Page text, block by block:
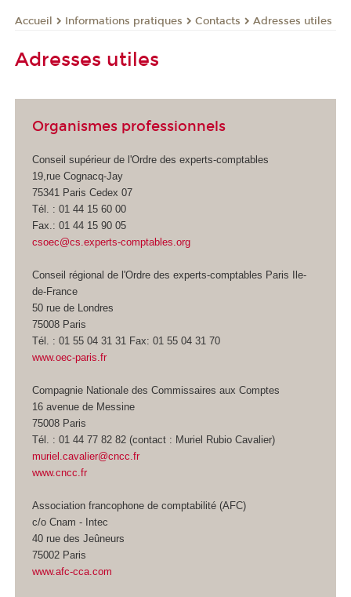
Accueil Informations pratiques Contacts Adresses utiles
Adresses utiles
Organismes professionnels
Conseil supérieur de l'Ordre des experts-comptables
19,rue Cognacq-Jay
75341 Paris Cedex 07
Tél. : 01 44 15 60 00
Fax.: 01 44 15 90 05
csoec@cs.experts-comptables.org
Conseil régional de l'Ordre des experts-comptables Paris Ile-
de-France
50 rue de Londres
75008 Paris
Tél. : 01 55 04 31 31 Fax: 01 55 04 31 70
www.oec-paris.fr
Compagnie Nationale des Commissaires aux Comptes
16 avenue de Messine
75008 Paris
Tél. : 01 44 77 82 82 (contact : Muriel Rubio Cavalier)
muriel.cavalier@cncc.fr
www.cncc.fr
Association francophone de comptabilité (AFC)
c/o Cnam - Intec
40 rue des Jeûneurs
75002 Paris
www.afc-cca.com